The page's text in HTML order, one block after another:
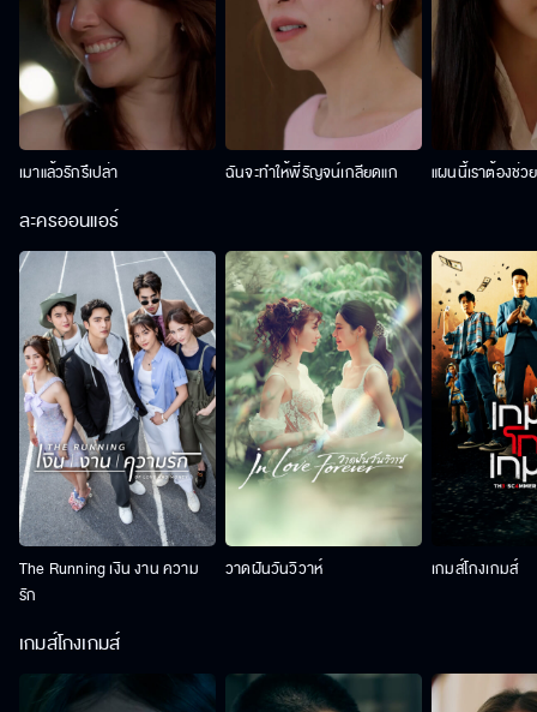
เมาแล้วรักรึเปล่า ฉันจะทำให้พี่รัญจน์เกลียดแก แผนนี้เราต้องช่ว
ละครออนแอร์
The Running เงิน งาน ความ
รัก
วาดฝันวันวิวาห์ เกมส์โกงเกมส์
เกมส์โกงเกมส์